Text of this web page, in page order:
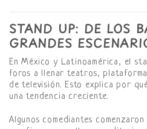
STAND UP: DE LOS
GRANDES
En México y Latinoamérica, el
foros a llenar teatros,
de televisión. Esto explica por
una tendencia creciente.
Algunos comediantes